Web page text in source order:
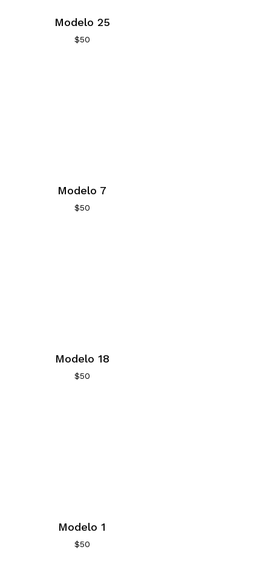
Modelo 25
$50
Modelo 7
$50
Modelo 18
$50
Modelo 1
$50